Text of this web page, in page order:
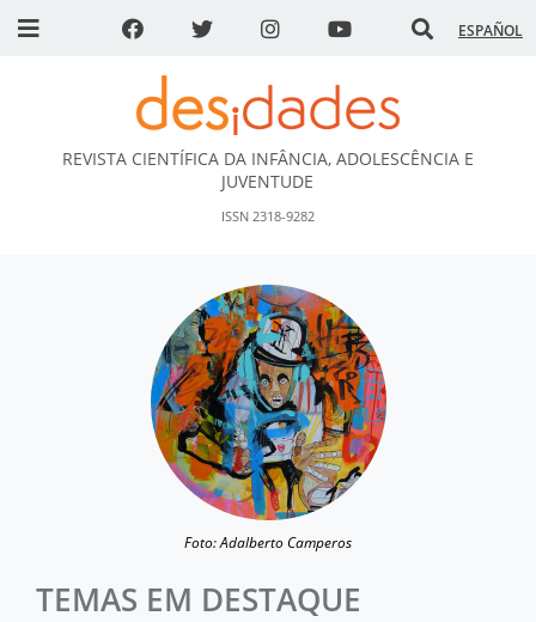
ESPAÑOL
DESidades
REVISTA CIENTÍFICA DA INFÂNCIA, ADOLESCÊNCIA E
JUVENTUDE
ISSN 2318-9282
Foto: Adalberto Camperos
TEMAS EM DESTAQUE